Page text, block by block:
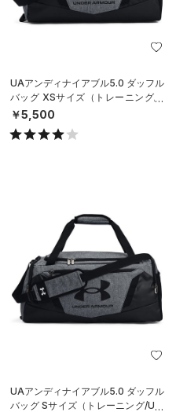
UAアンディナイアブル5.0 ダッフル
バッグ XSサイズ（トレーニング/U
NISEX）
￥5,500
UAアンディナイアブル5.0 ダッフル
バッグ Sサイズ（トレーニング/UNI